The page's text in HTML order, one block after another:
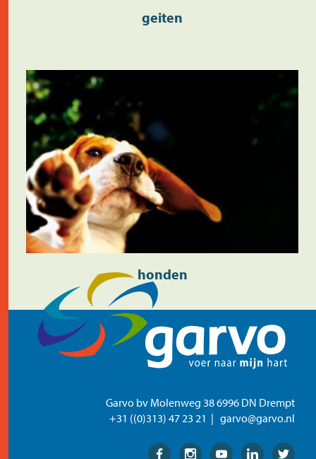
geiten
honden
Garvo bv Molenweg 38 6996 DN Drempt
+31 ((0)313) 47 23 21
garvo@garvo.nl